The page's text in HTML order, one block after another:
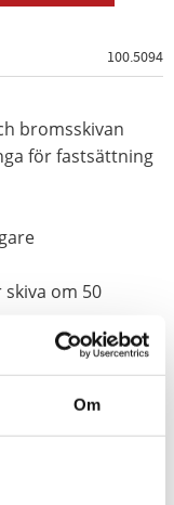
Om
100.5094
bromsskivan
för fastsättning
om 50
förfalskning av